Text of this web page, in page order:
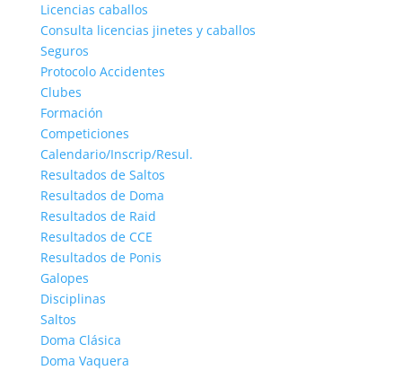
Licencias caballos
Consulta licencias jinetes y caballos
Seguros
Protocolo Accidentes
Clubes
Formación
Competiciones
Calendario/Inscrip/Resul.
Resultados de Saltos
Resultados de Doma
Resultados de Raid
Resultados de CCE
Resultados de Ponis
Galopes
Disciplinas
Saltos
Doma Clásica
Doma Vaquera